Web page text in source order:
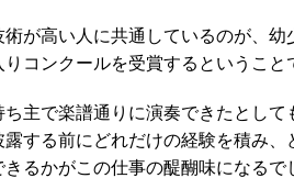
術が高い人に共通しているのが、
コンクールを受賞するということ
主で楽譜通りに演奏できたとして
露する前にどれだけの経験を積み
るかがこの仕事の醍醐味になるで